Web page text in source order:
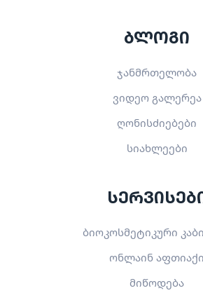
ბლოგი
ჯანმრთელობა
ვიდეო გალერეა
ღონისძიებები
სიახლეები
ბიოკოსმეტიკური
ონლაინ აფთიაქი
მიწოდება